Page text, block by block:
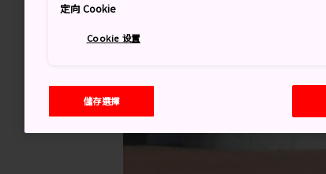
定向 Cookie
Cookie 设置
儲存選擇